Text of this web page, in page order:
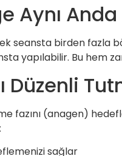
Aynı
seansta birden fazla
yapılabilir. Bu
Düzenli
fazını (anagen)
sağlar